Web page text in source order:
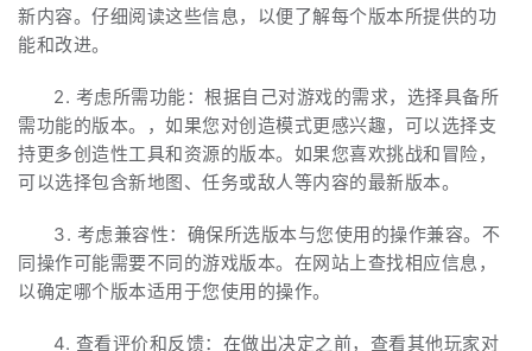
新内容。仔细阅读这些信息，以便了解每个版本所提供的功
能和改进。
2. 考虑所需功能：根据自己对游戏的需求，选择具备所
需功能的版本。，如果您对创造模式更感兴趣，可以选择支
持更多创造性工具和资源的版本。如果您喜欢挑战和冒险，
可以选择包含新地图、任务或敌人等内容的最新版本。
3. 考虑兼容性：确保所选版本与您使用的操作兼容。不
同操作可能需要不同的游戏版本。在网站上查找相应信息，
以确定哪个版本适用于您使用的操作。
4. 查看评价和反馈：在做出决定之前，查看其他玩家对